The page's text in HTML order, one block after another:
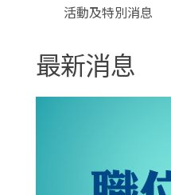
活動及特別消息
最新消息